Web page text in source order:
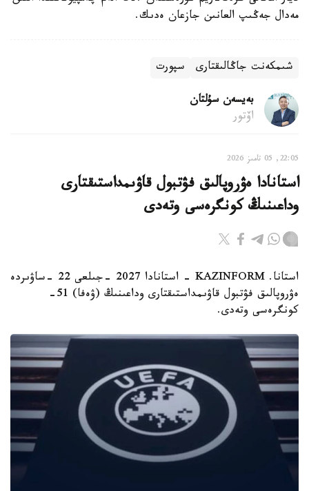
مەدال جەڭىپ العانىن جازعان ەدىك.
شىمكەنت جاڭالىقتارى سپورت
بەيسەن سۇلتان
اۆتور
22:05, 05 تامىز 2026
استانادا ەۋروپالىق فۋتبول قاۋىمداستىقتارى
وداعىنىڭ كونگرەسى وتەدى
استانا. KAZINFORM - استانادا 2027 -جىلعى 22 -ساۋىردە
ەۋروپالىق فۋتبول قاۋىمداستىقتارى وداعىنىڭ (ۋەفا) 51-
كونگرەسى وتەدى.